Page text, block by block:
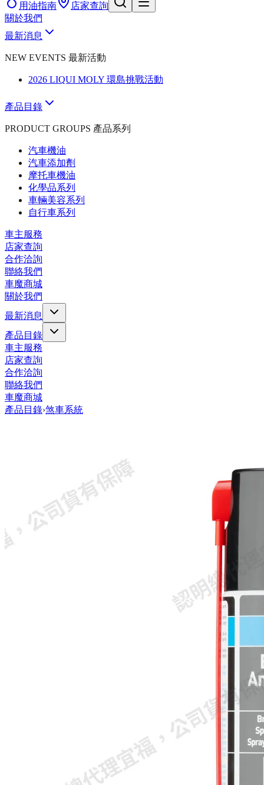
用油指南
店家查詢
關於我們
最新消息
NEW EVENTS 最新活動
2026 LIQUI MOLY 環島挑戰活動
產品目錄
PRODUCT GROUPS 產品系列
汽車機油
汽車添加劑
摩托車機油
化學品系列
車輛美容系列
自行車系列
車主服務
店家查詢
合作洽詢
聯絡我們
車魔商城
關於我們
最新消息
產品目錄
車主服務
店家查詢
合作洽詢
聯絡我們
車魔商城
產品目錄›煞車系統